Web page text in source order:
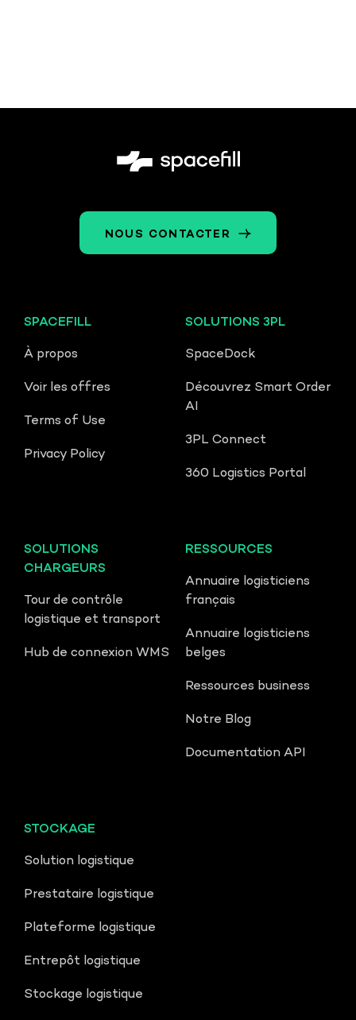
NOUS CONTACTER
SPACEFILL
À propos
Voir les offres
Terms of Use
Privacy Policy
SOLUTIONS 3PL
SpaceDock
Découvrez Smart Order
AI
3PL Connect
360 Logistics Portal
SOLUTIONS
CHARGEURS
Tour de contrôle
logistique et transport
Hub de connexion WMS
RESSOURCES
Annuaire logisticiens
français
Annuaire logisticiens
belges
Ressources business
Notre Blog
Documentation API
STOCKAGE
Solution logistique
Prestataire logistique
Plateforme logistique
Entrepôt logistique
Stockage logistique